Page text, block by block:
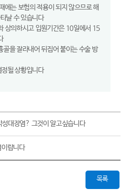
에는 보험의 적용이 되지 않으므로 해
날 수 있습니다
상의하시고 입원기간은 10일에서 15
골을 잘라내어 뒤집어 붙이는 수술 방
될 상황입니다
대장염? 그것이 알고싶습니다
이랍니다
목록